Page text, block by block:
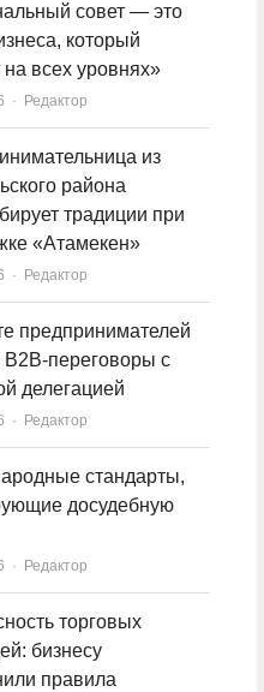
совет — это
который
всех уровнях»
Author
Редактор
из
района
традиции при
«Атамекен»
Author
Редактор
предпринимателей
переговоры с
делегацией
Author
Редактор
стандарты,
досудебную
Author
Редактор
торговых
бизнесу
правила